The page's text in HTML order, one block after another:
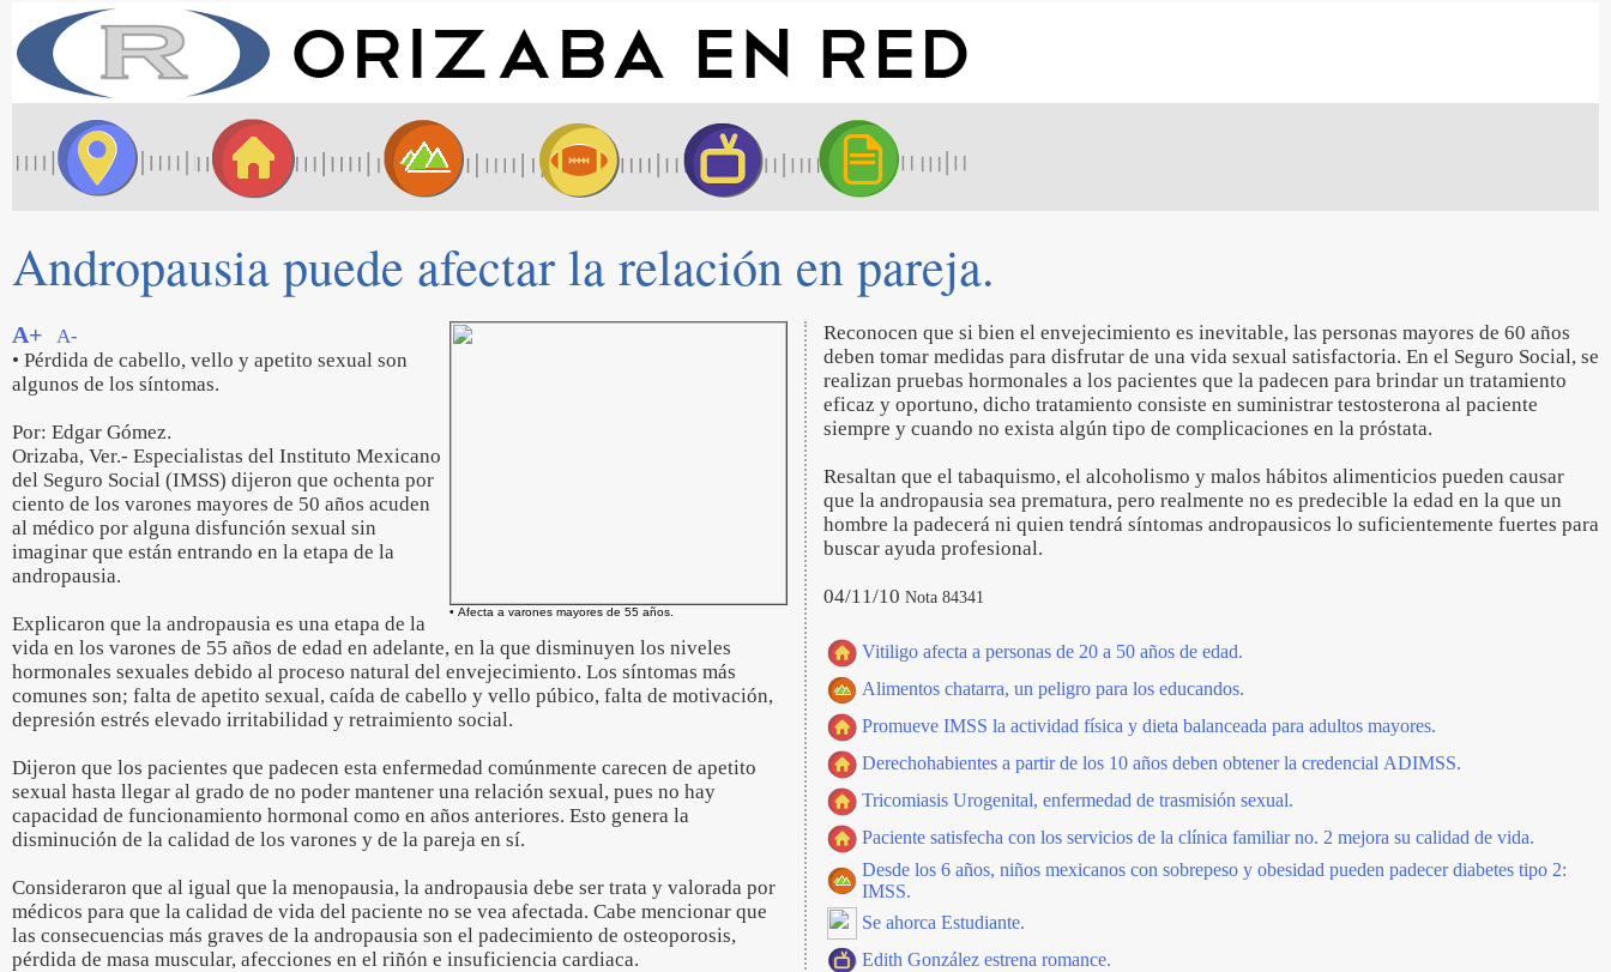
Andropausia puede afectar la relación en pareja.
• Afecta a varones mayores de 55 años.
A+
A-
• Pérdida de cabello, vello y apetito sexual son
algunos de los síntomas.
Por: Edgar Gómez.
Orizaba, Ver.- Especialistas del Instituto Mexicano
del Seguro Social (IMSS) dijeron que ochenta por
ciento de los varones mayores de 50 años acuden
al médico por alguna disfunción sexual sin
imaginar que están entrando en la etapa de la
andropausia.
Explicaron que la andropausia es una etapa de la
vida en los varones de 55 años de edad en adelante, en la que disminuyen los niveles
hormonales sexuales debido al proceso natural del envejecimiento. Los síntomas más
comunes son; falta de apetito sexual, caída de cabello y vello púbico, falta de motivación,
depresión estrés elevado irritabilidad y retraimiento social.
Dijeron que los pacientes que padecen esta enfermedad comúnmente carecen de apetito
sexual hasta llegar al grado de no poder mantener una relación sexual, pues no hay
capacidad de funcionamiento hormonal como en años anteriores. Esto genera la
disminución de la calidad de los varones y de la pareja en sí.
Consideraron que al igual que la menopausia, la andropausia debe ser trata y valorada por
médicos para que la calidad de vida del paciente no se vea afectada. Cabe mencionar que
las consecuencias más graves de la andropausia son el padecimiento de osteoporosis,
pérdida de masa muscular, afecciones en el riñón e insuficiencia cardiaca.
Reconocen que si bien el envejecimiento es inevitable, las personas mayores de 60 años
deben tomar medidas para disfrutar de una vida sexual satisfactoria. En el Seguro Social, se
realizan pruebas hormonales a los pacientes que la padecen para brindar un tratamiento
eficaz y oportuno, dicho tratamiento consiste en suministrar testosterona al paciente
siempre y cuando no exista algún tipo de complicaciones en la próstata.
Resaltan que el tabaquismo, el alcoholismo y malos hábitos alimenticios pueden causar
que la andropausia sea prematura, pero realmente no es predecible la edad en la que un
hombre la padecerá ni quien tendrá síntomas andropausicos lo suficientemente fuertes para
buscar ayuda profesional.
04/11/10 Nota 84341
Vitiligo afecta a personas de 20 a 50 años de edad.
Alimentos chatarra, un peligro para los educandos.
Promueve IMSS la actividad física y dieta balanceada para adultos mayores.
Derechohabientes a partir de los 10 años deben obtener la credencial ADIMSS.
Tricomiasis Urogenital, enfermedad de trasmisión sexual.
Paciente satisfecha con los servicios de la clínica familiar no. 2 mejora su calidad de vida.
Desde los 6 años, niños mexicanos con sobrepeso y obesidad pueden padecer diabetes tipo 2:
IMSS.
Se ahorca Estudiante.
Edith González estrena romance.